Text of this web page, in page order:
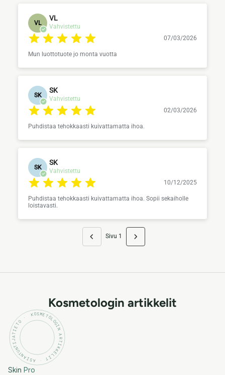
VL
VL
Vahvistettu
07/03/2026
Mun luottotuote jo monta vuotta
SK
SK
Vahvistettu
02/03/2026
Puhdistaa tehokkaasti kuivattamatta ihoa.
SK
SK
Vahvistettu
10/12/2025
Puhdistaa tehokkaasti kuivattamatta ihoa. Sopii sekaiholle
loistavasti.
Sivu 1
Kosmetologin artikkelit
KOSMETOLOGIN ARTIKKELIT · ASIANTUNTIJATIETO ·
Skin Pro